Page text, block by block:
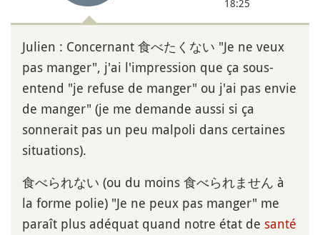
18:25
Julien : Concernant 食べたくない "Je ne veux
pas manger", j'ai l'impression que ça sous-
entend "je refuse de manger" ou j'ai pas envie
de manger" (je me demande aussi si ça
sonnerait pas un peu malpoli dans certaines
situations).
食べられない (ou du moins 食べられません à
la forme polie) "Je ne peux pas manger" me
paraît plus adéquat quand notre état de santé